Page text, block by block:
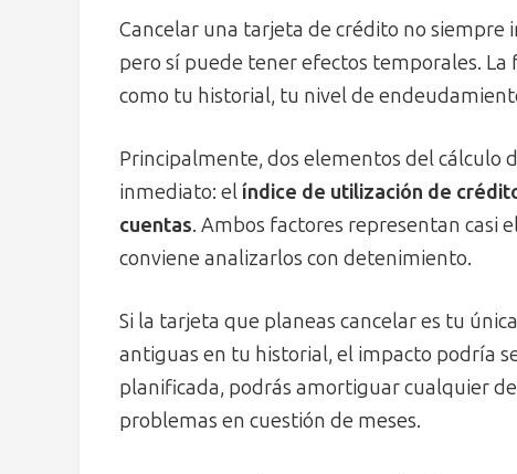
Cancelar una tarjeta de crédito no siempre
pero sí puede tener efectos temporales.
como tu historial, tu nivel de
Principalmente, dos elementos del cálculo
inmediato: elíndice de utilización de
cuentas. Ambos factores representan casi
conviene analizarlos con detenimiento.
Si la tarjeta que planeas cancelar es tu
antiguas en tu historial, el impacto podría
planificada, podrás amortiguar cualquier
problemas en cuestión de meses.